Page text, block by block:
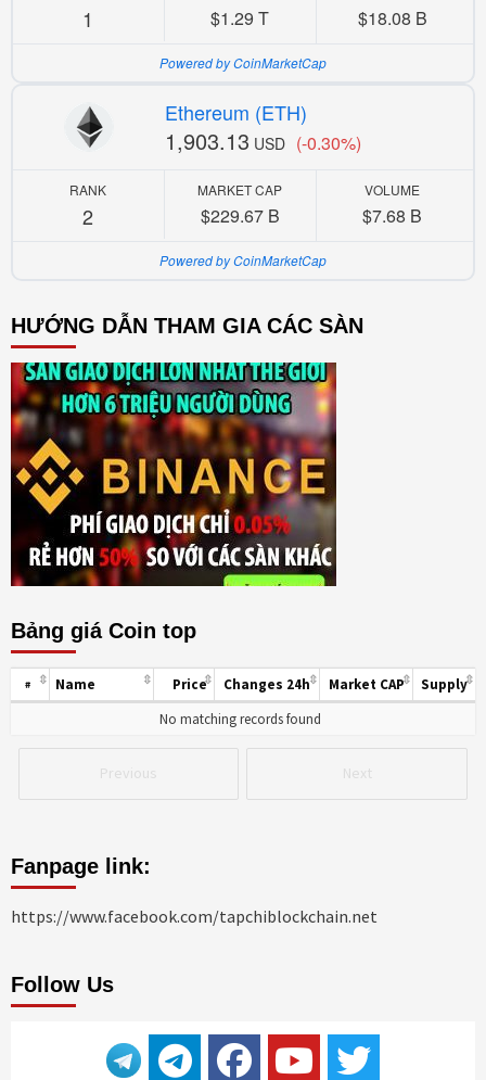
1 $1.29 T $18.08 B
Powered by CoinMarketCap
Ethereum (ETH)
1,903.13 USD (-0.30%)
RANK
2
MARKET CAP
$229.67 B
VOLUME
$7.68 B
Powered by CoinMarketCap
HƯỚNG DẪN THAM GIA CÁC SÀN
Bảng giá Coin top
Previous Next
# Name Price Changes 24h Market CAP
Supply
No matching records found
Fanpage link:
https://www.facebook.com/tapchiblockchain.net
Follow Us